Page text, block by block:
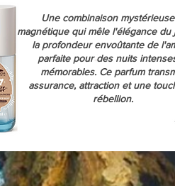
Une combinaison
magnétique qui mêle l'élégance du
la profondeur envoûtante de
parfaite pour des nuits
mémorables. Ce parfum
assurance, attraction et une
rébellion.